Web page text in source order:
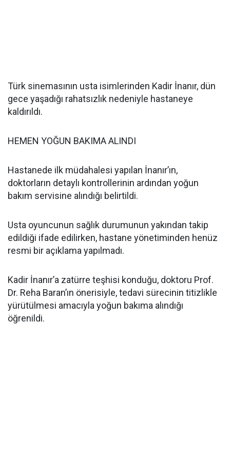
Türk sinemasının usta isimlerinden Kadir İnanır, dün
gece yaşadığı rahatsızlık nedeniyle hastaneye
kaldırıldı.
HEMEN YOĞUN BAKIMA ALINDI
Hastanede ilk müdahalesi yapılan İnanır’ın,
doktorların detaylı kontrollerinin ardından yoğun
bakım servisine alındığı belirtildi.
Usta oyuncunun sağlık durumunun yakından takip
edildiği ifade edilirken, hastane yönetiminden henüz
resmi bir açıklama yapılmadı.
Kadir İnanır’a zatürre teşhisi konduğu, doktoru Prof.
Dr. Reha Baran’ın önerisiyle, tedavi sürecinin titizlikle
yürütülmesi amacıyla yoğun bakıma alındığı
öğrenildi.